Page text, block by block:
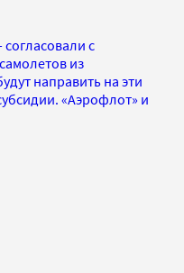
с
из
направить на эти
«Аэрофлот» и